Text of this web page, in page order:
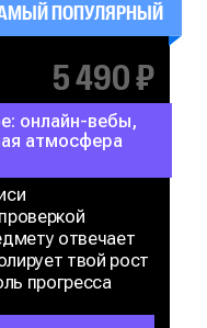
ПОПУЛЯРНЫЙ
5 490 ₽
онлайн-вебы,
атмосфера
отвечает
твой рост
прогресса